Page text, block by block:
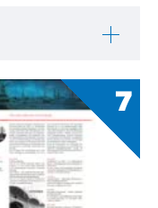
7